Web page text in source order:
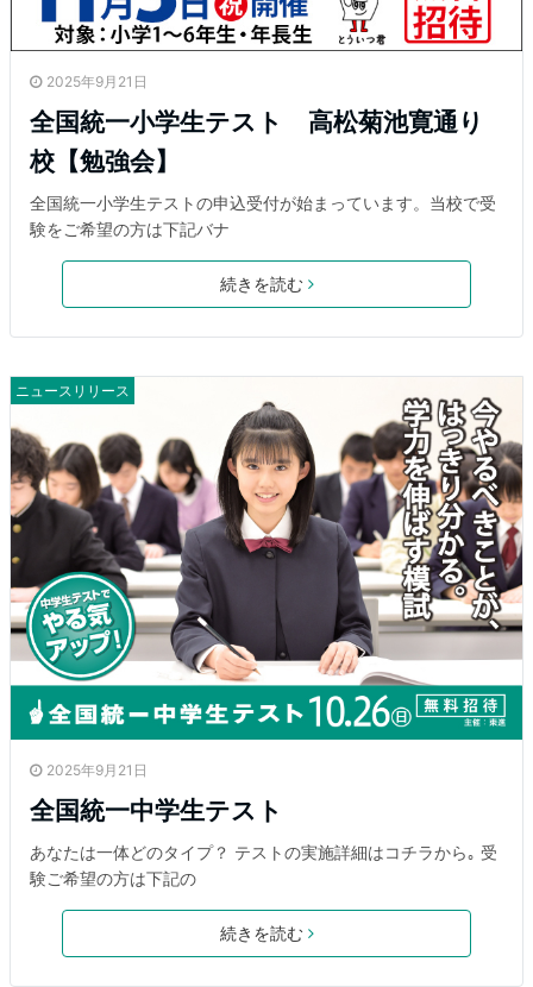
2025年9月21日
全国統一小学生テスト 高松菊池寛通り
校【勉強会】
全国統一小学生テストの申込受付が始まっています。当校で受
験をご希望の方は下記バナ
続きを読む
ニュースリリース
2025年9月21日
全国統一中学生テスト
あなたは一体どのタイプ？ テストの実施詳細はコチラから｡ 受
験ご希望の方は下記の
続きを読む